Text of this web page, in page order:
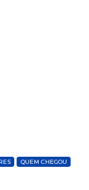
QUEM CHEGOU